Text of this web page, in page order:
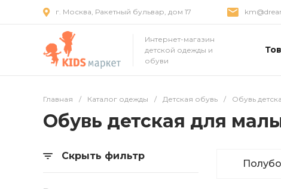
г. Москва, Ракетный бульвар, дом 17
Интернет-магазин
детской одежды и
обуви
Главная / Каталог одежды / Детская обувь / Обувь
Обувь детская для
Скрыть фильтр